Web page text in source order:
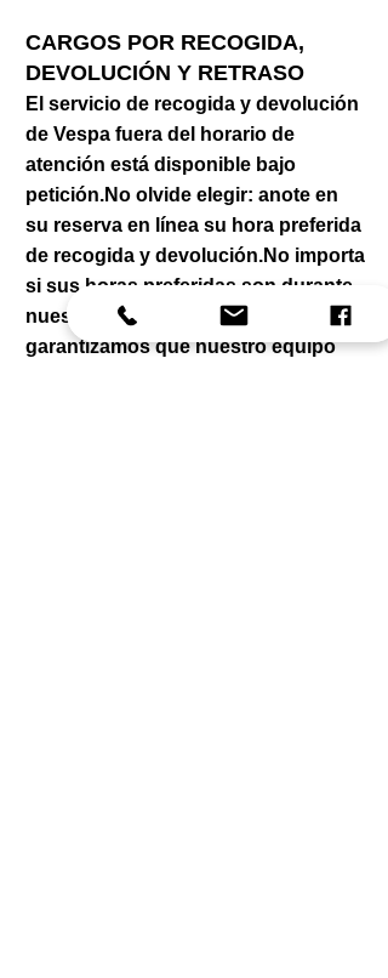
CARGOS POR RECOGIDA,
DEVOLUCIÓN Y RETRASO
El servicio de recogida y devolución
de Vespa fuera del horario de
atención está disponible bajo
petición.No olvide elegir: anote en
su reserva en línea su hora preferida
de recogida y devolución.No importa
si sus horas preferidas son durante
nuestra pausa para el almuerzo. Le
garantizamos que nuestro equipo